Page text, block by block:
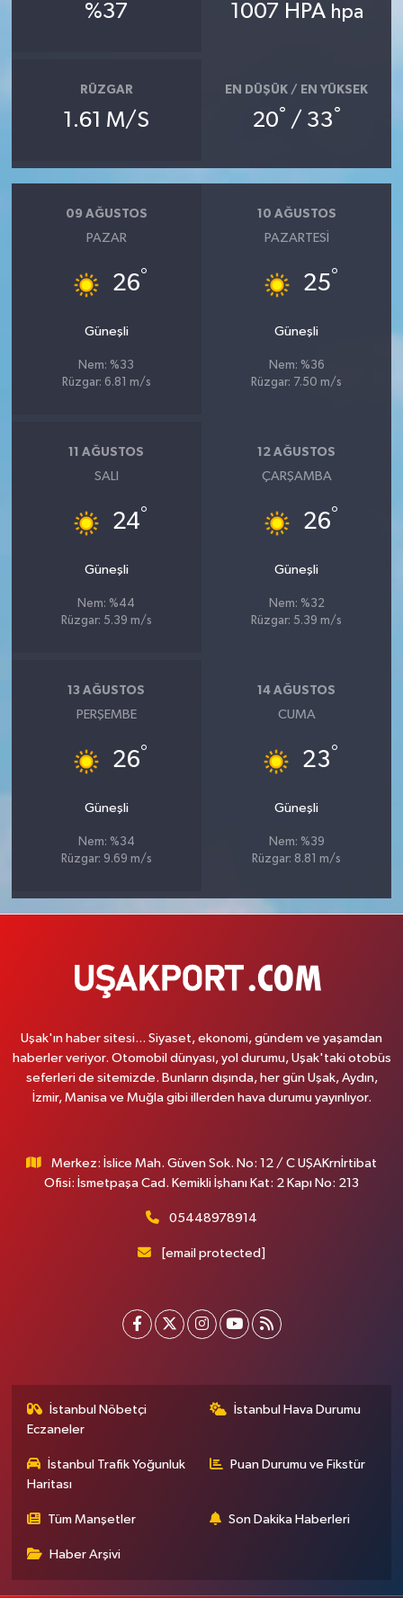
%37 1007 HPA hpa
RÜZGAR
1.61 M/S
EN DÜŞÜK / EN YÜKSEK
20° / 33°
09 AĞUSTOS
PAZAR
26°
Güneşli
Nem: %33
Rüzgar: 6.81 m/s
10 AĞUSTOS
PAZARTESI
25°
Güneşli
Nem: %36
Rüzgar: 7.50 m/s
11 AĞUSTOS
SALI
24°
Güneşli
Nem: %44
Rüzgar: 5.39 m/s
12 AĞUSTOS
ÇARŞAMBA
26°
Güneşli
Nem: %32
Rüzgar: 5.39 m/s
13 AĞUSTOS
PERŞEMBE
26°
Güneşli
Nem: %34
Rüzgar: 9.69 m/s
14 AĞUSTOS
CUMA
23°
Güneşli
Nem: %39
Rüzgar: 8.81 m/s
Uşak'ın haber sitesi... Siyaset, ekonomi, gündem ve yaşamdan
haberler veriyor. Otomobil dünyası, yol durumu, Uşak'taki otobüs
seferleri de sitemizde. Bunların dışında, her gün Uşak, Aydın,
İzmir, Manisa ve Muğla gibi illerden hava durumu yayınlıyor.
Merkez: İslice Mah. Güven Sok. No: 12 / C UŞAKrnİrtibat
Ofisi: İsmetpaşa Cad. Kemikli İşhanı Kat: 2 Kapı No: 213
05448978914
[email protected]
İstanbul Nöbetçi
Eczaneler
İstanbul Hava Durumu
İstanbul Trafik Yoğunluk
Haritası
Puan Durumu ve Fikstür
Tüm Manşetler Son Dakika Haberleri
Haber Arşivi